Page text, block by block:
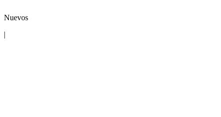
Nuevos
|